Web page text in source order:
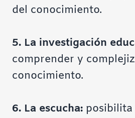
del conocimiento.
5. La investigación
comprender y
conocimiento.
6. La escucha: posibilita